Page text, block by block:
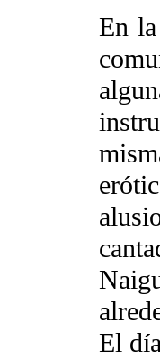
En
El